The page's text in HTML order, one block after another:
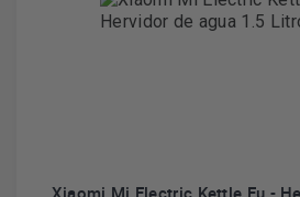
Xiaomi Mi Electric Kettle Eu -